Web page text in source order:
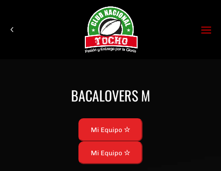
BACALOVERS M
Mi Equipo
Mi Equipo